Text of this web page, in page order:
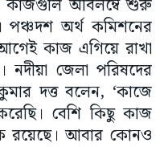
অবিলম্বে শুরু
পঞ্চদশ অর্থ কমিশনের
আগেই কাজ এগিয়ে রাখা
নদীয়া জেলা পরিষদের
দত্ত বলেন, ‘কাজে
বেশি কিছু কাজ
রয়েছে। আবার কোনও